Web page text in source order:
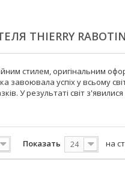
THIERRY RABOTIN
стилем, оригінальним
завоювала успіх у всьому
У результаті світ
Показать 24 на